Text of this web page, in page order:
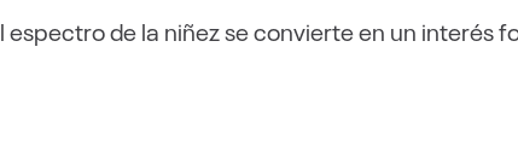
espectro de la niñez se convierte en un interés